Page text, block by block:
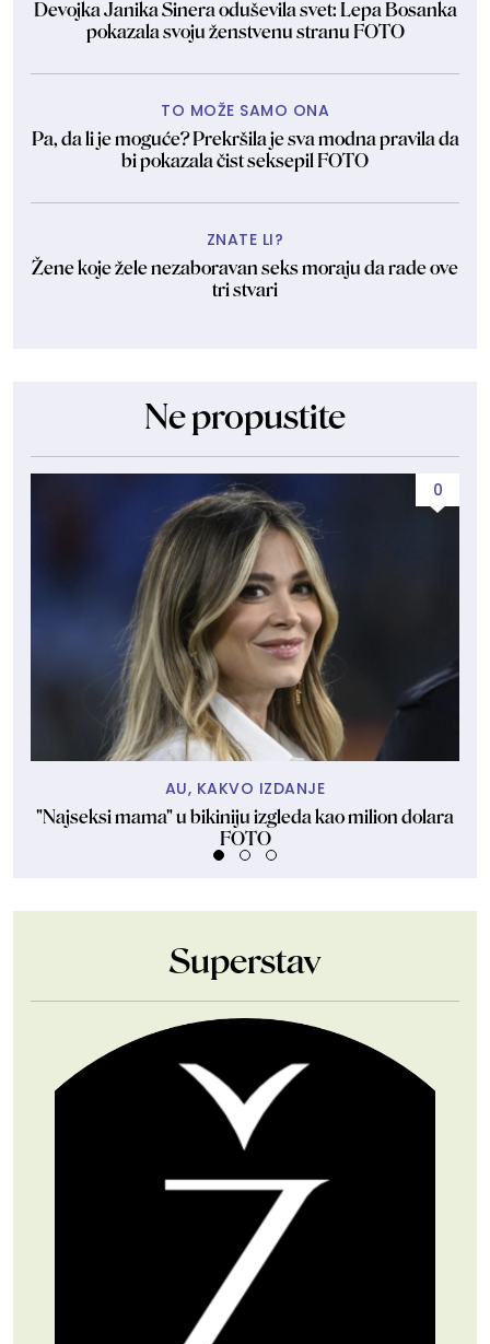
Devojka Janika Sinera oduševila svet: Lepa Bosanka
pokazala svoju ženstvenu stranu FOTO
TO MOŽE SAMO ONA
Pa, da li je moguće? Prekršila je sva modna pravila da
bi pokazala čist seksepil FOTO
ZNATE LI?
Žene koje žele nezaboravan seks moraju da rade ove
tri stvari
Ne propustite
0
AU, KAKVO IZDANJE
"Najseksi mama" u bikiniju izgleda kao milion dolara
FOTO
Superstav